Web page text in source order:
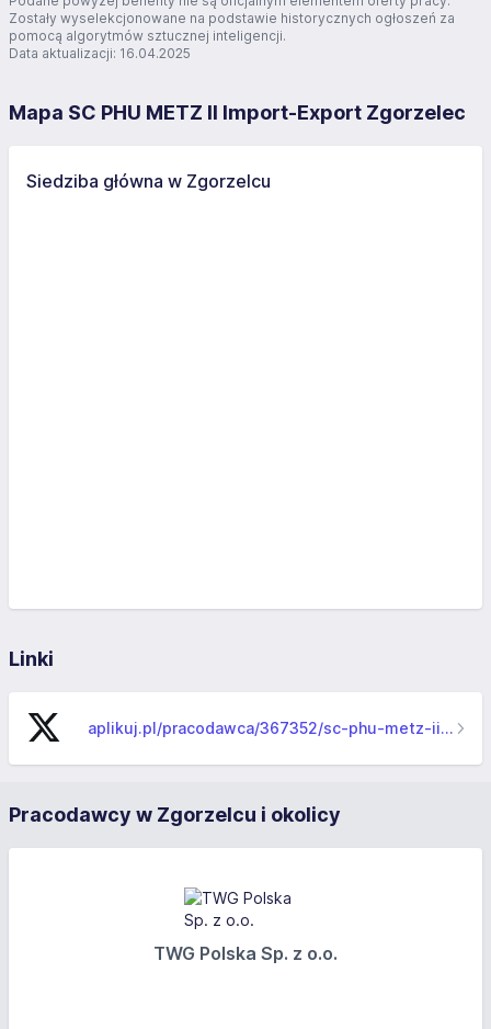
Zostały wyselekcjonowane na podstawie historycznych ogłoszeń za
pomocą algorytmów sztucznej inteligencji.
Data aktualizacji: 16.04.2025
Mapa SC PHU METZ II Import-Export Zgorzelec
Siedziba główna w Zgorzelcu
Linki
aplikuj.pl/pracodawca/367352/sc-phu-metz-ii-import-export-zgorzelec
Pracodawcy w Zgorzelcu i okolicy
TWG Polska Sp. z o.o.